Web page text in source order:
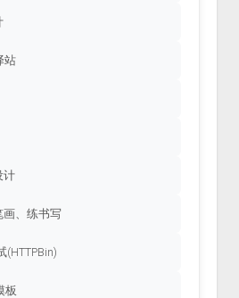
站
计
画、练书写
(HTTPBin)
板